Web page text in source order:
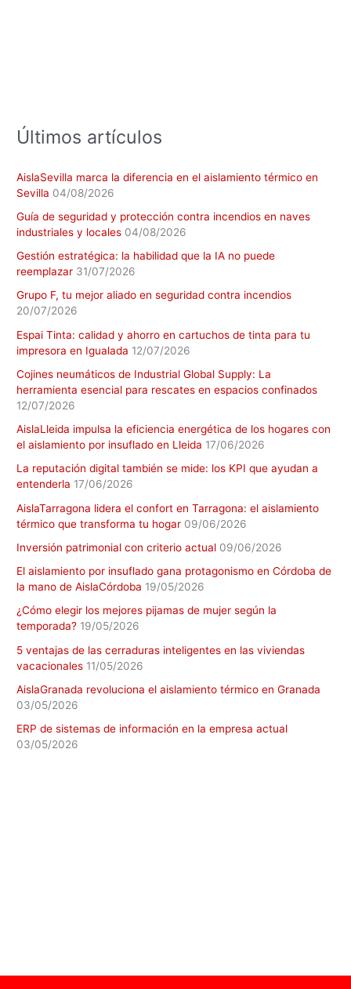
Últimos artículos
AislaSevilla marca la diferencia en el aislamiento térmico en
Sevilla 04/08/2026
Guía de seguridad y protección contra incendios en naves
industriales y locales 04/08/2026
Gestión estratégica: la habilidad que la IA no puede
reemplazar 31/07/2026
Grupo F, tu mejor aliado en seguridad contra incendios
20/07/2026
Espai Tinta: calidad y ahorro en cartuchos de tinta para tu
impresora en Igualada 12/07/2026
Cojines neumáticos de Industrial Global Supply: La
herramienta esencial para rescates en espacios confinados
12/07/2026
AislaLleida impulsa la eficiencia energética de los hogares con
el aislamiento por insuflado en Lleida 17/06/2026
La reputación digital también se mide: los KPI que ayudan a
entenderla 17/06/2026
AislaTarragona lidera el confort en Tarragona: el aislamiento
térmico que transforma tu hogar 09/06/2026
Inversión patrimonial con criterio actual 09/06/2026
El aislamiento por insuflado gana protagonismo en Córdoba de
la mano de AislaCórdoba 19/05/2026
¿Cómo elegir los mejores pijamas de mujer según la
temporada? 19/05/2026
5 ventajas de las cerraduras inteligentes en las viviendas
vacacionales 11/05/2026
AislaGranada revoluciona el aislamiento térmico en Granada
03/05/2026
ERP de sistemas de información en la empresa actual
03/05/2026